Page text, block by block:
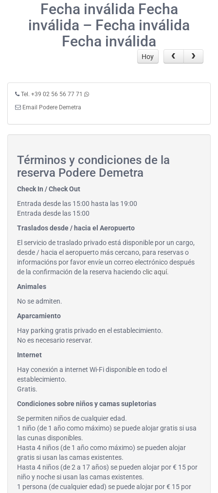
Fecha inválida Fecha
inválida – Fecha inválida
Fecha inválida
Hoy
Tel. +39 02 56 56 77 71
Email Podere Demetra
Términos y condiciones de la
reserva Podere Demetra
Check In / Check Out
Entrada desde las 15:00 hasta las 19:00
Entrada desde las 15:00
Traslados desde / hacia el Aeropuerto
El servicio de traslado privado está disponible por un cargo,
desde / hacia el aeropuerto más cercano, para reservas o
informacións por favor envíe un correo electrónico después
de la confirmación de la reserva haciendoclic aquí.
Animales
No se admiten.
Aparcamiento
Hay parking gratis privado en el establecimiento.
No es necesario reservar.
Internet
Hay conexión a internet Wi-Fi disponible en todo el
establecimiento.
Gratis.
Condiciones sobre niños y camas supletorias
Se permiten niños de cualquier edad.
1 niño (de 1 año como máximo) se puede alojar gratis si usa
las cunas disponibles.
Hasta 4 niños (de 1 año como máximo) se pueden alojar
gratis si usan las camas existentes.
Hasta 4 niños (de 2 a 17 años) se pueden alojar por € 15 por
niño y noche si usan las camas existentes.
1 persona (de cualquier edad) se puede alojar por € 15 por